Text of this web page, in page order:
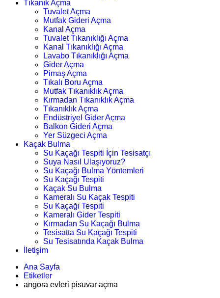
Tıkanık Açma
Tuvalet Açma
Mutfak Gideri Açma
Kanal Açma
Tuvalet Tıkanıklığı Açma
Kanal Tıkanıklığı Açma
Lavabo Tıkanıklığı Açma
Gider Açma
Pimaş Açma
Tıkalı Boru Açma
Mutfak Tıkanıklık Açma
Kırmadan Tıkanıklık Açma
Tıkanıklık Açma
Endüstriyel Gider Açma
Balkon Gideri Açma
Yer Süzgeci Açma
Kaçak Bulma
Su Kaçağı Tespiti İçin Tesisatçı
Suya Nasıl Ulaşıyoruz?
Su Kaçağı Bulma Yöntemleri
Su Kaçağı Tespiti
Kaçak Su Bulma
Kameralı Su Kaçak Tespiti
Su Kaçağı Tespiti
Kameralı Gider Tespiti
Kırmadan Su Kaçağı Bulma
Tesisatta Su Kaçağı Tespiti
Su Tesisatında Kaçak Bulma
İletişim
Ana Sayfa
Etiketler
angora evleri pisuvar açma